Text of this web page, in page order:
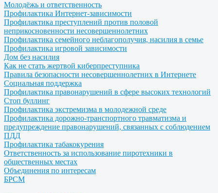
Молодёжь и ответственность
Профилактика Интернет-зависимости
Профилактика преступлений против половой
неприкосновенности несовершеннолетних
Профилактика семейного неблагополучия, насилия в семье
Профилактика игровой зависимости
Дом без насилия
Как не стать жертвой киберпреступника
Правила безопасности несовершеннолетних в Интернете
Социальная поддержка
Профилактика правонарушений в сфере высоких технологий
Стоп буллинг
Профилактика экстремизма в молодежной среде
Профилактика дорожно-транспортного травматизма и
предупреждение правонарушений, связанных с соблюдением
ПДД
Профилактика табакокурения
Ответственность за использование пиротехники в
общественных местах
Объединения по интересам
БРСМ